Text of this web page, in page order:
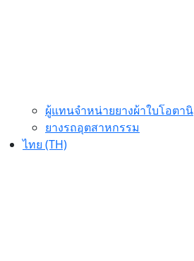
ผู้แทนจำหน่ายยางผ้าใบโอตานิ
ยางรถอุตสาหกรรม
ไทย (TH)